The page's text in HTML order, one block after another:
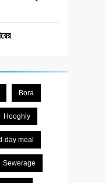
Bora
Hooghly
day meal
Sewerage